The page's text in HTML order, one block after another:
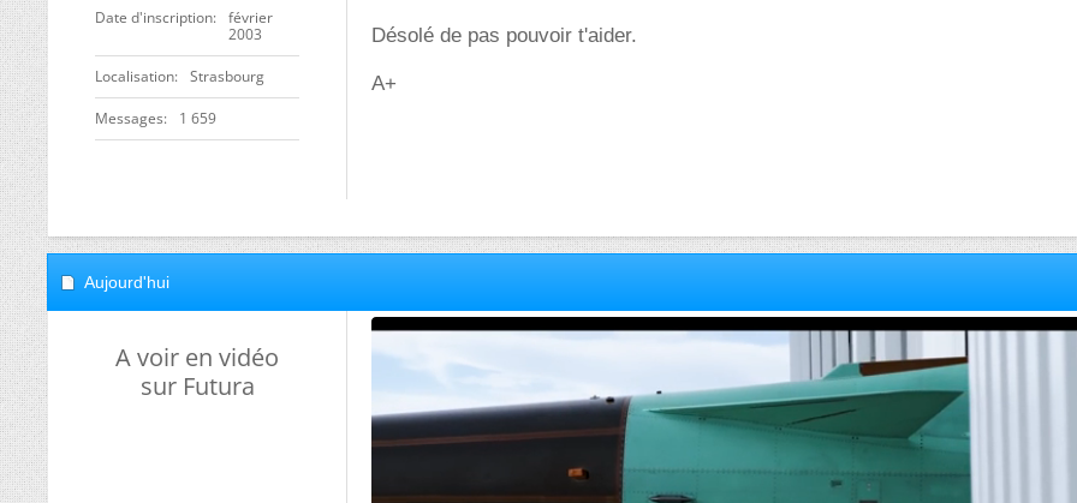
Date d'inscription
février
2003
Localisation Strasbourg
Messages 1 659
Désolé de pas pouvoir t'aider.
A+
Aujourd'hui
A voir en vidéo
sur Futura